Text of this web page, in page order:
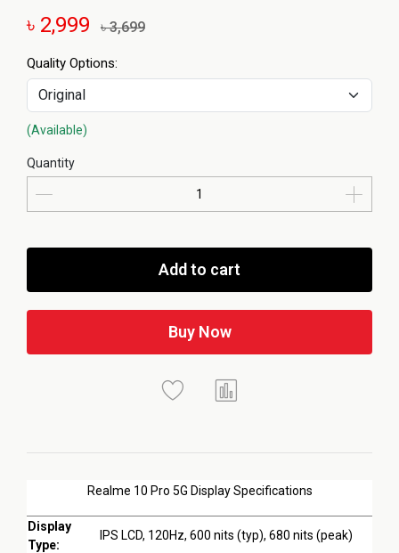
৳ 2,999 ৳ 3,699
Realme 10 Pro 5G Display Specifications
Display
Type:
IPS LCD, 120Hz, 600 nits (typ), 680 nits (peak)
Quality Options:
(Available)
Quantity
Add to cart
Buy Now